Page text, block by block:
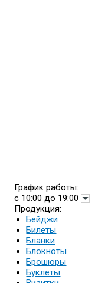
График работы:
с 10:00 до 19:00
Продукция:
Бейджи
Билеты
Бланки
Блокноты
Брошюры
Буклеты